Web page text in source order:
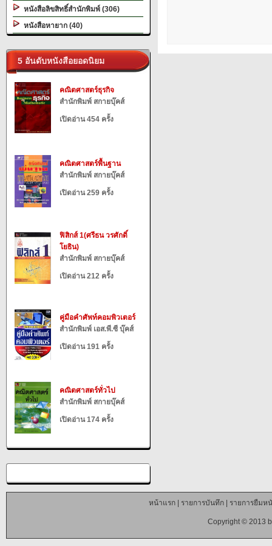
หนังสือลิขสิทธิ์สำนักพิมพ์ (306)
หนังสือหายาก (40)
5 อันดับหนังสือยอดนิยม
คณิตศาสตร์ธุรกิจ
สำนักพิมพ์ สกายบุ๊คส์
เปิดอ่าน 454 ครั้ง
คณิตศาสตร์พื้นฐาน
สำนักพิมพ์ สกายบุ๊คส์
เปิดอ่าน 259 ครั้ง
ฟิสิกส์ 1(ศรีธน วรศักดิ์
โยธิน)
สำนักพิมพ์ สกายบุ๊คส์
เปิดอ่าน 212 ครั้ง
คู่มือคำศัพท์คอมพิวเตอร์
สำนักพิมพ์ เอส.พี.ซี บุ๊คส์
เปิดอ่าน 191 ครั้ง
คณิตศาสตร์ทั่วไป
สำนักพิมพ์ สกายบุ๊คส์
เปิดอ่าน 174 ครั้ง
หน้าแรก| รายการบันทึก| รายการยืมห
Copyright © 2013